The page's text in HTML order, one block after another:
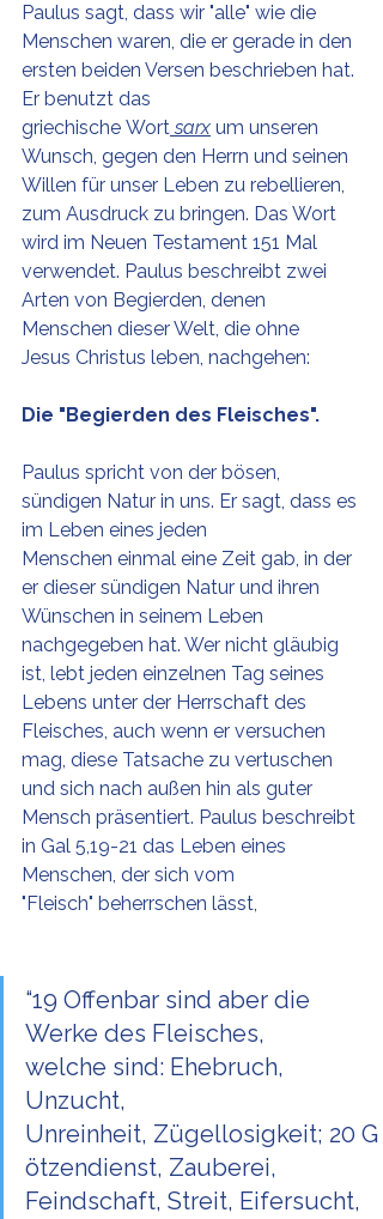
Paulus sagt, dass wir "alle" wie die
Menschen waren, die er gerade in den
ersten beiden Versen beschrieben hat.
Er benutzt das
griechische Wort sarx um unseren
Wunsch, gegen den Herrn und seinen
Willen für unser Leben zu rebellieren,
zum Ausdruck zu bringen. Das Wort
wird im Neuen Testament 151 Mal
verwendet. Paulus beschreibt zwei
Arten von Begierden, denen
Menschen dieser Welt, die ohne
Jesus Christus leben, nachgehen:
Die "Begierden des Fleisches".
Paulus spricht von der bösen,
sündigen Natur in uns. Er sagt, dass es
im Leben eines jeden
Menschen einmal eine Zeit gab, in der
er dieser sündigen Natur und ihren
Wünschen in seinem Leben
nachgegeben hat. Wer nicht gläubig
ist, lebt jeden einzelnen Tag seines
Lebens unter der Herrschaft des
Fleisches, auch wenn er versuchen
mag, diese Tatsache zu vertuschen
und sich nach außen hin als guter
Mensch präsentiert. Paulus beschreibt
in Gal 5,19-21 das Leben eines
Menschen, der sich vom
"Fleisch" beherrschen lässt,
“19 Offenbar sind aber die
Werke des Fleisches,
welche sind: Ehebruch,
Unzucht,
Unreinheit, Zügellosigkeit; 20 G
ötzendienst, Zauberei,
Feindschaft, Streit, Eifersucht,